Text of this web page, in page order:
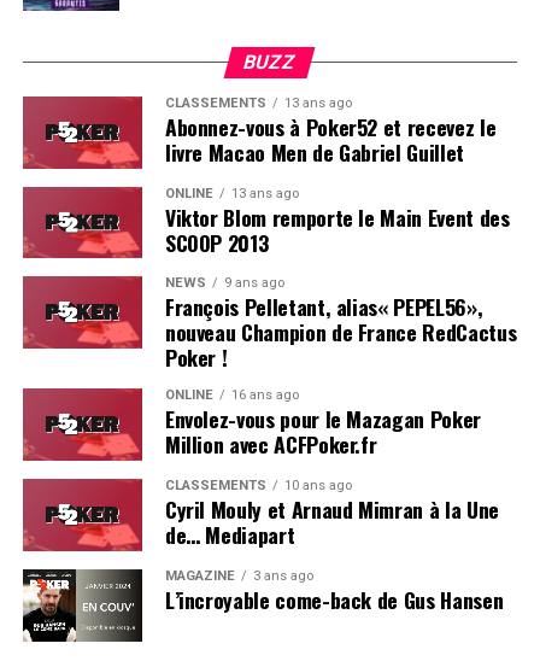
Soleau à gauche, sorti par Logghe au centre
BUZZ
CLASSEMENTS 13 ans ago
Abonnez-vous à Poker52 et recevez le
livre Macao Men de Gabriel Guillet
ONLINE 13 ans ago
Viktor Blom remporte le Main Event des
SCOOP 2013
NEWS 9 ans ago
François Pelletant, alias« PEPEL56»,
nouveau Champion de France RedCactus
Poker !
ONLINE 16 ans ago
Envolez-vous pour le Mazagan Poker
Million avec ACFPoker.fr
CLASSEMENTS 10 ans ago
Cyril Mouly et Arnaud Mimran à la Une
de… Mediapart
MAGAZINE 3 ans ago
L’incroyable come-back de Gus Hansen